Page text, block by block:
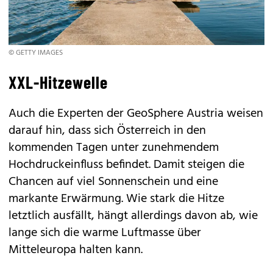
© GETTY IMAGES
XXL-Hitzewelle
Auch die Experten der GeoSphere Austria weisen
darauf hin, dass sich Österreich in den
kommenden Tagen unter zunehmendem
Hochdruckeinfluss befindet. Damit steigen die
Chancen auf viel Sonnenschein und eine
markante Erwärmung. Wie stark die Hitze
letztlich ausfällt, hängt allerdings davon ab, wie
lange sich die warme Luftmasse über
Mitteleuropa halten kann.